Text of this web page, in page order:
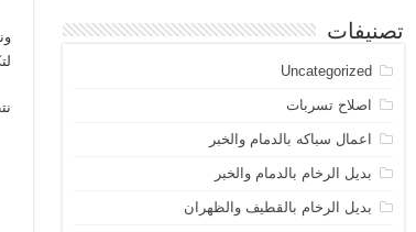
تصنيفات
Uncategorized
اصلاح تسربات
اعمال سباكه بالدمام والخبر
بديل الرخام بالدمام والخبر
بديل الرخام بالقطيف والظهران